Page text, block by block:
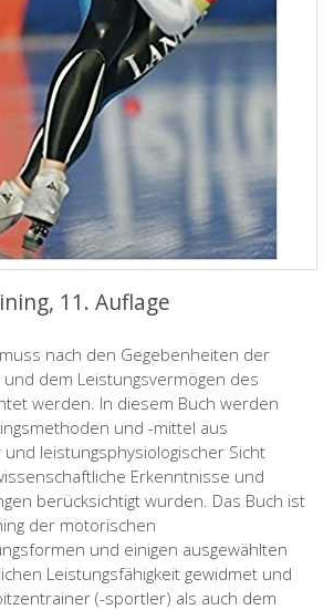
11. Auflage
nach den Gegebenheiten der
dem Leistungsvermögen des
werden. In diesem Buch werden
und -mittel aus
leistungsphysiologischer Sicht
Erkenntnisse und
berücksichtigt wurden. Das Buch ist
der motorischen
und einigen ausgewählten
Leistungsfähigkeit gewidmet und
(-sportler) als auch dem